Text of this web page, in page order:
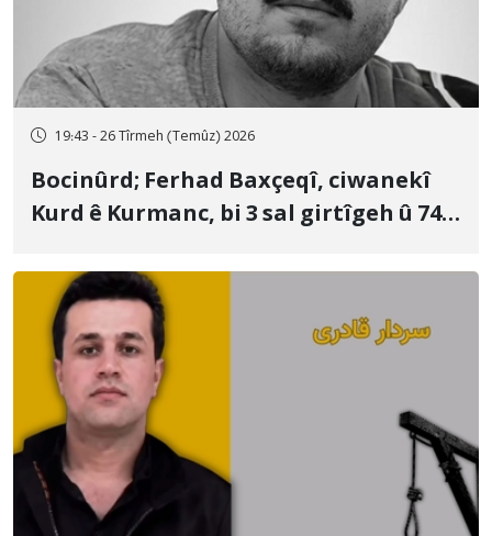
19:43 - 26 Tîrmeh (Temûz) 2026
Bocinûrd; Ferhad Baxçeqî, ciwanekî
Kurd ê Kurmanc, bi 3 sal girtîgeh û 74